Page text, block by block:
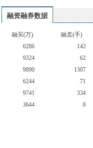
融资融券数据
融买(万) 融卖(手)
6286
142
9324
62
9890
1307
6244
71
9741
334
3644
8